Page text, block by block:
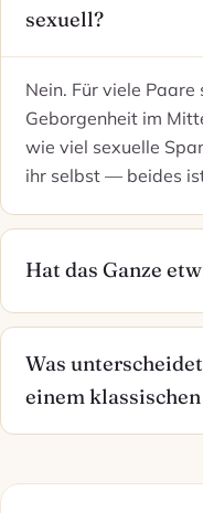
sexuell?
Nein. Für viele
Geborgenheit im
wie viel sexuelle
ihr selbst — beides
Hat das Ganze
Was
einem